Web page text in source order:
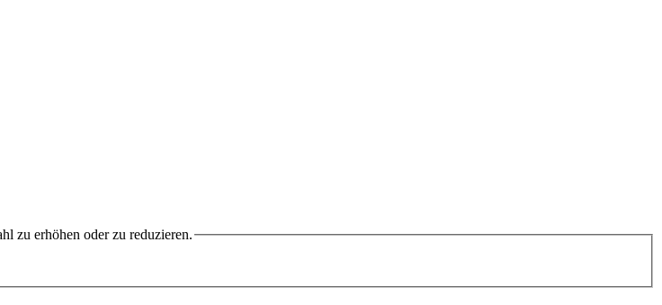
zu erhöhen oder zu reduzieren.